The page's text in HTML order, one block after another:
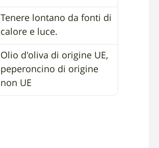
Tenere lontano da fonti di
calore e luce.
Olio d'oliva di origine UE,
peperoncino di origine
non UE